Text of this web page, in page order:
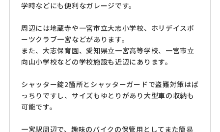
学時などにも便利なガレージです。
周辺には地蔵寺や一宮市立大志小学校、ホリデイスポ
ーツクラブ一宮などがあります。
また、大志保育園、愛知県立一宮高等学校、一宮市立
向山小学校などの学校施設も近辺にあります。
シャッター錠2箇所とシャッターガードで盗難対策はば
っちりですし、サイズもゆとりがあり大型車の収納も
可能です。
一宮駅周辺で、趣味のバイクの保管用としてまた簡易